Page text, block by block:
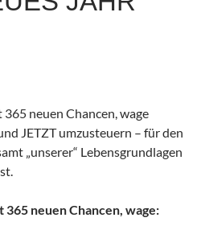
neuen Chancen, wage
JETZT umzusteuern – für den
„unserer“ Lebensgrundlagen
365 neuen Chancen, wage: